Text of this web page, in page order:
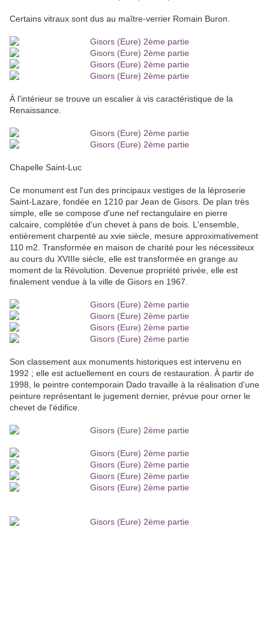
Certains vitraux sont dus au maître-verrier Romain Buron.
À l'intérieur se trouve un escalier à vis caractéristique de la
Renaissance.
Chapelle Saint-Luc
Ce monument est l'un des principaux vestiges de la léproserie
Saint-Lazare, fondée en 1210 par Jean de Gisors. De plan très
simple, elle se compose d'une nef rectangulaire en pierre
calcaire, complétée d'un chevet à pans de bois. L'ensemble,
entièrement charpenté au xvie siècle, mesure approximativement
110 m2. Transformée en maison de charité pour les nécessiteux
au cours du XVIIIe siècle, elle est transformée en grange au
moment de la Révolution. Devenue propriété privée, elle est
finalement vendue à la ville de Gisors en 1967.
Son classement aux monuments historiques est intervenu en
1992 ; elle est actuellement en cours de restauration. À partir de
1998, le peintre contemporain Dado travaille à la réalisation d'une
peinture représentant le jugement dernier, prévue pour orner le
chevet de l'édifice.